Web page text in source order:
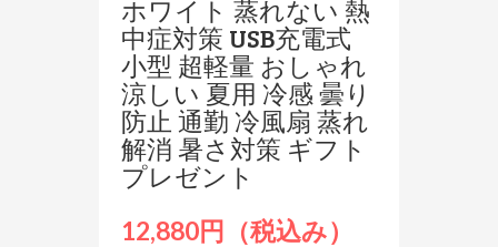
ホワイト 蒸れない 熱
中症対策 USB充電式
小型 超軽量 おしゃれ
涼しい 夏用 冷感 曇り
防止 通勤 冷風扇 蒸れ
解消 暑さ対策 ギフト
プレゼント
12,880円（税込み）